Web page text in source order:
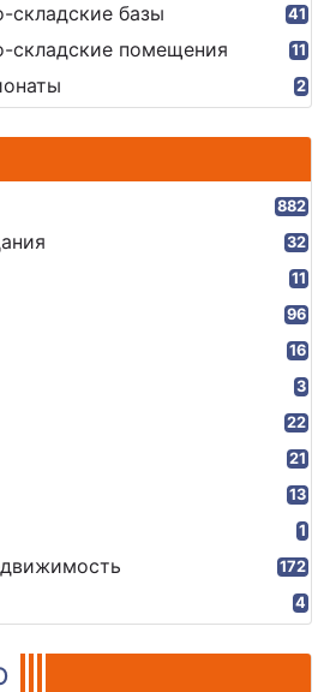
складские базы 41
складские помещения 11
2
882
32
11
96
16
3
22
21
13
1
172
4